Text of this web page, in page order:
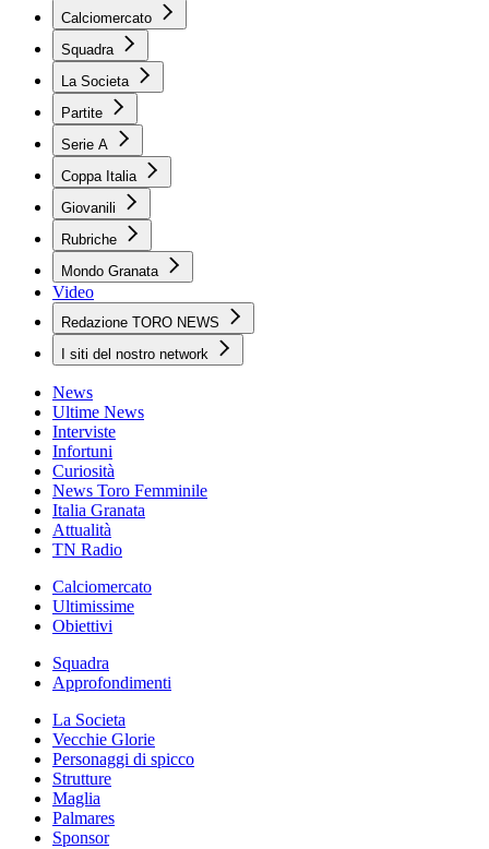
Calciomercato
Squadra
La Societa
Partite
Serie A
Coppa Italia
Giovanili
Rubriche
Mondo Granata
Video
Redazione TORO NEWS
I siti del nostro network
News
Ultime News
Interviste
Infortuni
Curiosità
News Toro Femminile
Italia Granata
Attualità
TN Radio
Calciomercato
Ultimissime
Obiettivi
Squadra
Approfondimenti
La Societa
Vecchie Glorie
Personaggi di spicco
Strutture
Maglia
Palmares
Sponsor